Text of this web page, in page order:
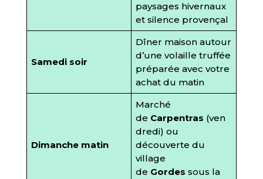
paysages hivernaux
et silence provençal
Samedi soir
Dîner maison autour
d’une volaille truffée
préparée avec votre
achat du matin
Dimanche matin
Marché
de Carpentras (ven
dredi) ou
découverte du
village
de Gordes sous la